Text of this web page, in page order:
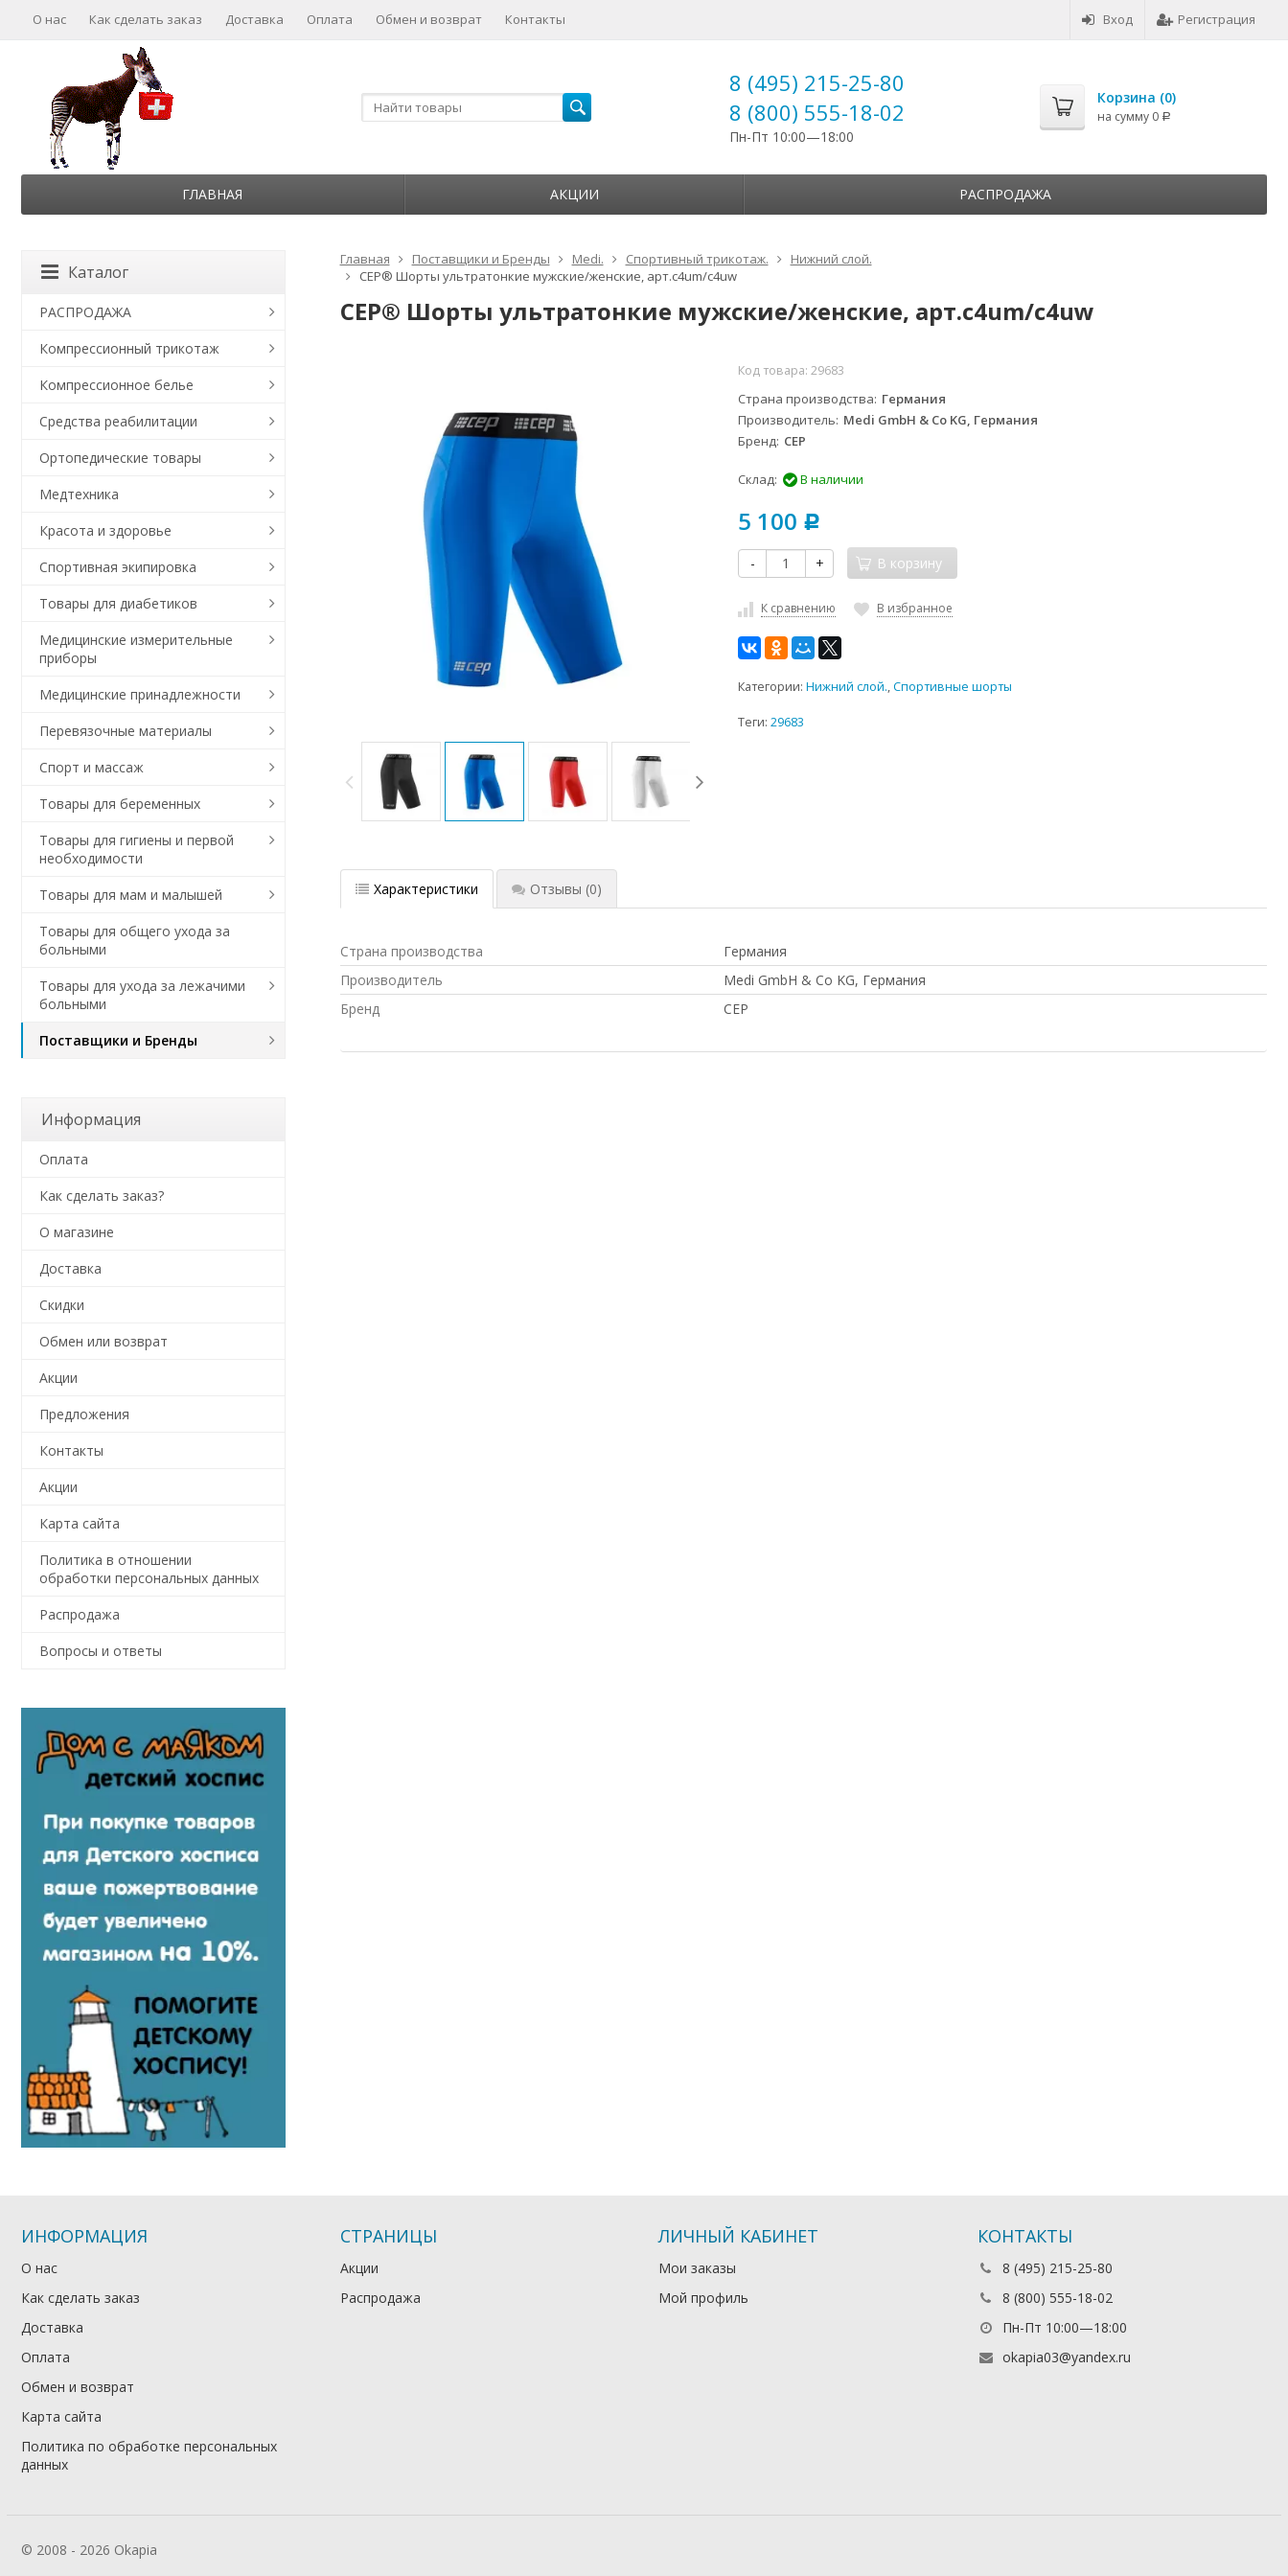
Вход Регистрация
О нас Как сделать заказ Доставка Оплата Обмен и возврат Контакты
8 (495) 215-25-80
8 (800) 555-18-02
Пн-Пт 10:00—18:00
Корзина (0)
на сумму 0 Р
ГЛАВНАЯ АКЦИИ РАСПРОДАЖА
Главная Поставщики и Бренды Medi. Спортивный трикотаж.
Нижний слой.
CEP® Шорты ультратонкие мужские/женские, арт.c4um/c4uw
CEP® Шорты ультратонкие мужские/женские, арт.c4um/c4uw
Код товара:29683
Страна производства Германия
Производитель Medi GmbH & Co KG, Германия
Бренд CEP
Склад: В наличии
5 100 Р
- + В корзину
К сравнению В избранное
Категории:Нижний слой.,Спортивные шорты
Теги:29683
Характеристики Отзывы (0)
Страна производства
Германия
Производитель
Medi GmbH & Co KG, Германия
Бренд
CEP
Каталог
РАСПРОДАЖА
Компрессионный трикотаж
Компрессионное белье
Средства реабилитации
Ортопедические товары
Медтехника
Красота и здоровье
Спортивная экипировка
Товары для диабетиков
Медицинские измерительные
приборы
Медицинские принадлежности
Перевязочные материалы
Спорт и массаж
Товары для беременных
Товары для гигиены и первой
необходимости
Товары для мам и малышей
Товары для общего ухода за
больными
Товары для ухода за лежачими
больными
Поставщики и Бренды
Информация
Оплата
Как сделать заказ?
О магазине
Доставка
Скидки
Обмен или возврат
Акции
Предложения
Контакты
Акции
Карта сайта
Политика в отношении
обработки персональных данных
Распродажа
Вопросы и ответы
ИНФОРМАЦИЯ
О нас
Как сделать заказ
Доставка
Оплата
Обмен и возврат
Карта сайта
Политика по обработке персональных
данных
СТРАНИЦЫ
Акции
Распродажа
ЛИЧНЫЙ КАБИНЕТ
Мои заказы
Мой профиль
КОНТАКТЫ
8 (495) 215-25-80
8 (800) 555-18-02
Пн-Пт 10:00—18:00
okapia03@yandex.ru
© 2008 - 2026 Okapia